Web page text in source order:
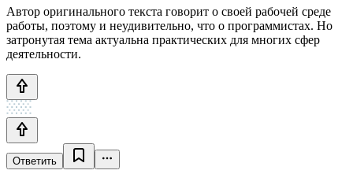
Автор оригинального текста говорит о своей рабочей среде
работы, поэтому и неудивительно, что о программистах. Но
затронутая тема актуальна практических для многих сфер
деятельности.
Ответить